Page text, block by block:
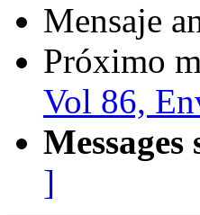
Mensaje
Próximo
Vol 86,
]